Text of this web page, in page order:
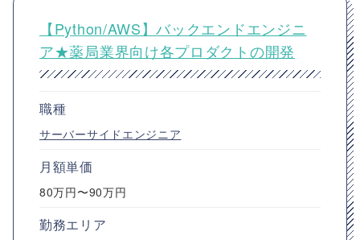
【Python/AWS】バックエンドエンジニ
ア★薬局業界向け各プロダクトの開発
職種
サーバーサイドエンジニア
月額単価
80万円〜90万円
勤務エリア